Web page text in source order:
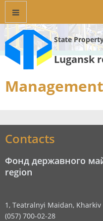
State
Lugansk
Contacts
Фонд державного
region
1, Teatralnyi Maidan, Kharkiv
(057) 700-02-28